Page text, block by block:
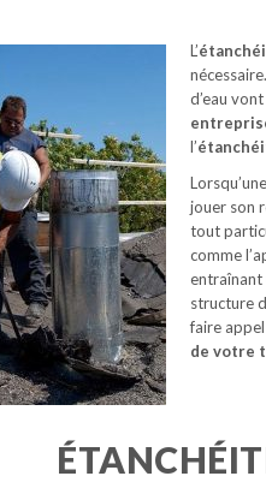
L’
d’eau
l’
jouer son
tout
comme
entraînant
structure
faire
de votre